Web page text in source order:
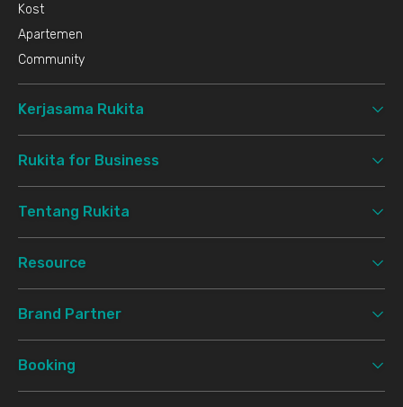
Kost
Apartemen
Community
Kerjasama Rukita
Rukita for Business
Tentang Rukita
Resource
Brand Partner
Booking